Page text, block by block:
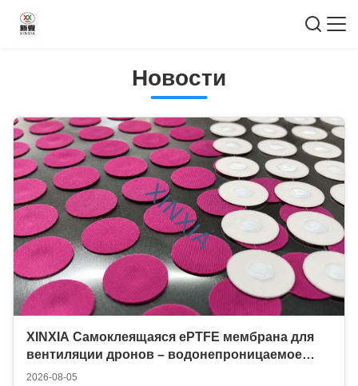
Новости
XINXIA Самоклеящаяся ePTFE мембрана для
вентиляции дронов – водонепроницаемое
решение для выравнивания давления в
2026-08-05